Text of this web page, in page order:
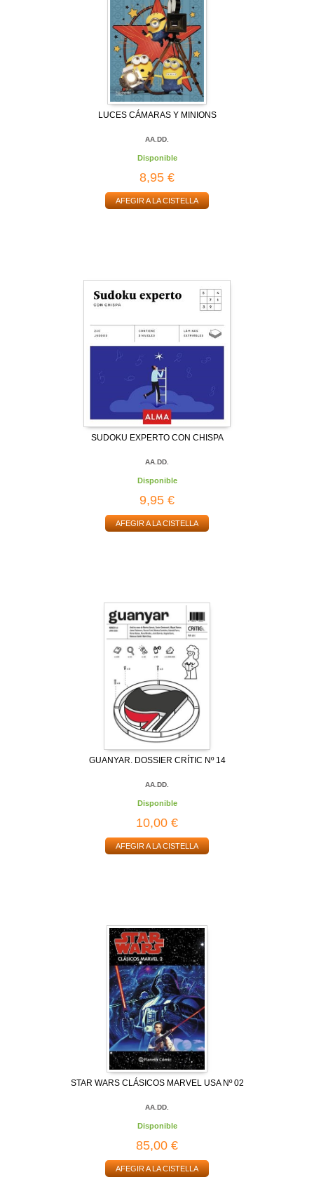
LUCES CÁMARAS Y MINIONS
AA.DD.
Disponible
8,95 €
AFEGIR A LA CISTELLA
SUDOKU EXPERTO CON CHISPA
AA.DD.
Disponible
9,95 €
AFEGIR A LA CISTELLA
GUANYAR. DOSSIER CRÍTIC Nº 14
AA.DD.
Disponible
10,00 €
AFEGIR A LA CISTELLA
STAR WARS CLÁSICOS MARVEL USA Nº 02
AA.DD.
Disponible
85,00 €
AFEGIR A LA CISTELLA